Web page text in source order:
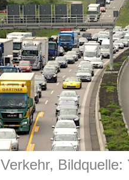
Verkehr, Bildquelle: